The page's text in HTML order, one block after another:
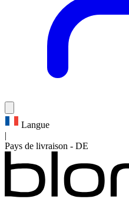
Langue
|
Pays de livraison - DE